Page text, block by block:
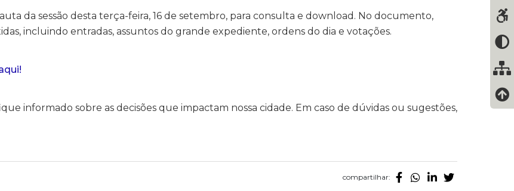
da sessão desta terça-feira, 16 de setembro, para consulta e download. No documento,
incluindo entradas, assuntos do grande expediente, ordens do dia e votações.
informado sobre as decisões que impactam nossa cidade. Em caso de dúvidas ou sugestões,
compartilhar: